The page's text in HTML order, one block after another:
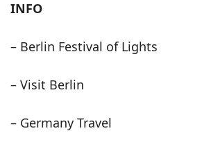
INFO
– Berlin Festival of Lights
– Visit Berlin
– Germany Travel